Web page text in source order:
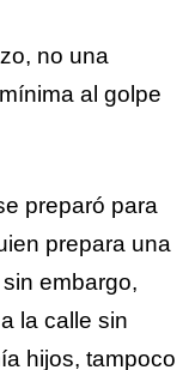
no una
al golpe
preparó para
prepara una
embargo,
la calle sin
hijos, tampoco